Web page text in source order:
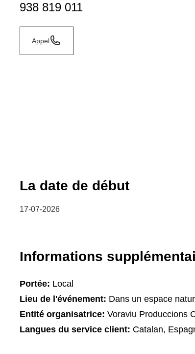
938 819 011
Appel
La date de début
17-07-2026
Informations
Portée: Local
Lieu de l'événement: Dans un espace
Entité organisatrice: Voraviu Produccions
Langues du service client: Catalan,